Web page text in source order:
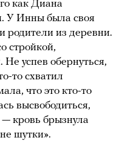
как Диана
У Инны была своя
родители из деревни.
стройкой,
успев обернуться,
то схватил
что это кто-то
высвободиться,
кровь брызнула
шутки».